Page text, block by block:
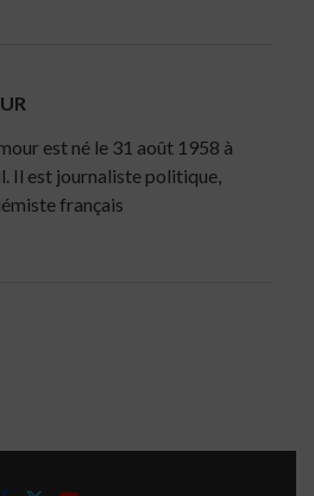
est né le 31 août 1958 à
Il est journaliste politique,
français